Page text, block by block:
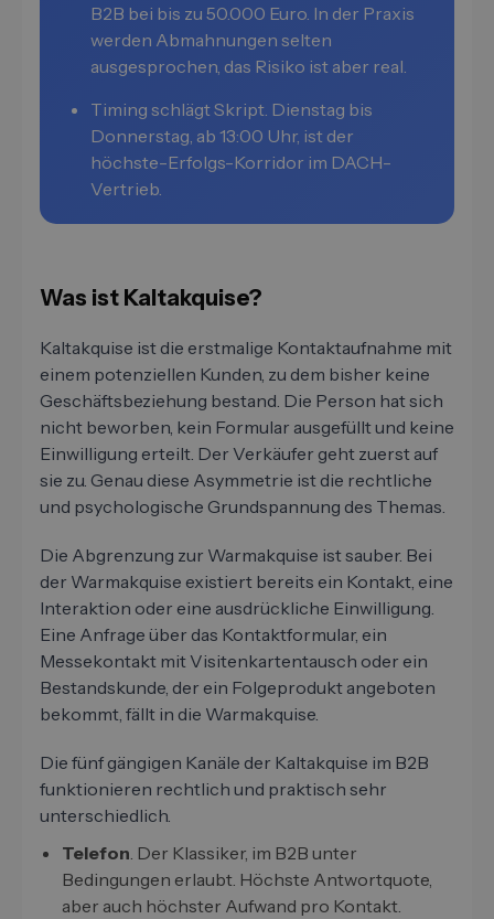
B2B bei bis zu 50.000 Euro. In der Praxis
werden Abmahnungen selten
ausgesprochen, das Risiko ist aber real.
Timing schlägt Skript. Dienstag bis
Donnerstag, ab 13:00 Uhr, ist der
höchste-Erfolgs-Korridor im DACH-
Vertrieb.
Was ist Kaltakquise?
Kaltakquise ist die erstmalige Kontaktaufnahme mit
einem potenziellen Kunden, zu dem bisher keine
Geschäftsbeziehung bestand. Die Person hat sich
nicht beworben, kein Formular ausgefüllt und keine
Einwilligung erteilt. Der Verkäufer geht zuerst auf
sie zu. Genau diese Asymmetrie ist die rechtliche
und psychologische Grundspannung des Themas.
Die Abgrenzung zur Warmakquise ist sauber. Bei
der Warmakquise existiert bereits ein Kontakt, eine
Interaktion oder eine ausdrückliche Einwilligung.
Eine Anfrage über das Kontaktformular, ein
Messekontakt mit Visitenkartentausch oder ein
Bestandskunde, der ein Folgeprodukt angeboten
bekommt, fällt in die Warmakquise.
Die fünf gängigen Kanäle der Kaltakquise im B2B
funktionieren rechtlich und praktisch sehr
unterschiedlich.
Telefon. Der Klassiker, im B2B unter
Bedingungen erlaubt. Höchste Antwortquote,
aber auch höchster Aufwand pro Kontakt.